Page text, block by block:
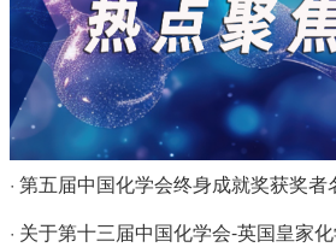
· 第五届中国化学会终身成就奖获奖者
· 关于第十三届中国化学会-英国皇家